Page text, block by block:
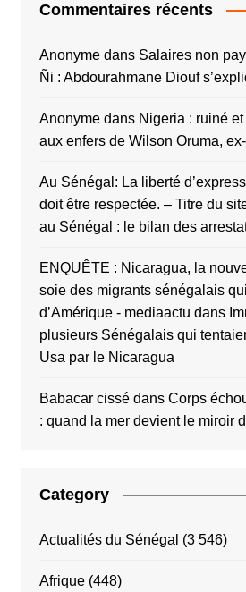
Commentaires récents
Anonymedans Salaires non
Ñi : Abdourahmane Diouf
Anonymedans Nigeria : ruiné
aux enfers de Wilson Oruma,
Au Sénégal: La liberté
doit être respectée. – Titre du
au Sénégal : le bilan des
ENQUÊTE : Nicaragua, la
soie des migrants sénégalais
d’Amérique - mediaactu dans
plusieurs Sénégalais qui
Usa par le Nicaragua
Babacar cissédans Corps
: quand la mer devient le miroir
Category
Actualités du Sénégal (3 546)
Afrique(448)